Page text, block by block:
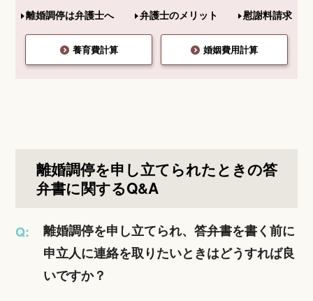
離婚調停は弁護士へ 弁護士のメリット 慰謝料請求
養育費計算 婚姻費用計算
離婚調停を申し立てられたときの答
弁書に関するQ&A
Q:
離婚調停を申し立てられ、答弁書を書く前に
申立人に連絡を取りたいときはどうすれば良
いですか？